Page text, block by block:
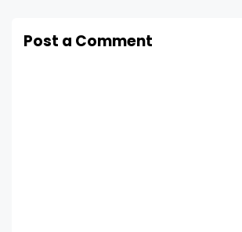
Post a Comment